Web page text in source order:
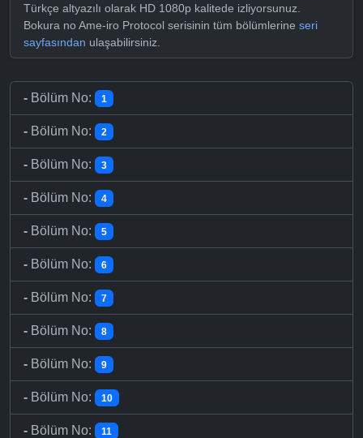
Türkçe altyazılı olarak HD 1080p kalitede izliyorsunuz.
Bokura no Ame-iro Protocol serisinin tüm bölümlerine seri
sayfasından ulaşabilirsiniz.
- Bölüm No: 1
- Bölüm No: 2
- Bölüm No: 3
- Bölüm No: 4
- Bölüm No: 5
- Bölüm No: 6
- Bölüm No: 7
- Bölüm No: 8
- Bölüm No: 9
- Bölüm No: 10
- Bölüm No: 11